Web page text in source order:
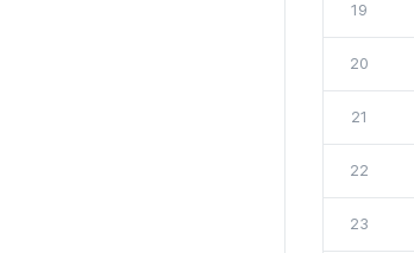
19
20
21
22
23